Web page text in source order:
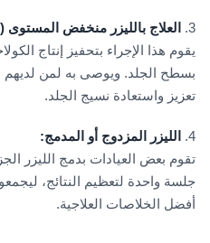
3.
العلاج بالليزر منخفض المستوى (LLLT):
يقوم هذا الإجراء بتحفيز إنتاج
بسطح الجلد. ويوصى به لمن
تعزيز واستعادة نسيج الجلد.
4.
الليزر المزدوج أو المدمج:
تقوم بعض العيادات بدمج الليزر
جلسة واحدة لتعظيم النتائج،
أفضل الخلاصات العلاجية.